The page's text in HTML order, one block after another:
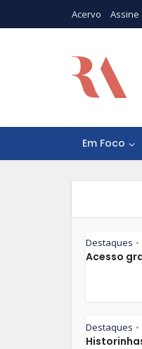
Acervo Assine
Em Foco
Destaques •
Acesso
Destaques •